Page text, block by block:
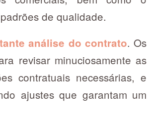
de qualidade.
análise do contrato. Os
revisar minuciosamente as
contratuais necessárias, e
ajustes que garantam um